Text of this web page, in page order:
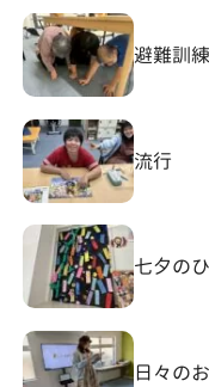
避難訓練
流行
七夕の
日々の